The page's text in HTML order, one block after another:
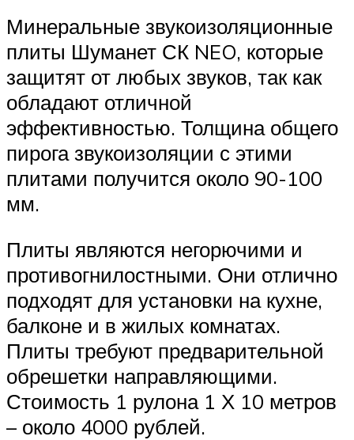
Минеральные звукоизоляционные
плиты Шуманет СК NEO, которые
защитят от любых звуков, так как
обладают отличной
эффективностью. Толщина общего
пирога звукоизоляции с этими
плитами получится около 90-100
мм.
Плиты являются негорючими и
противогнилостными. Они отлично
подходят для установки на кухне,
балконе и в жилых комнатах.
Плиты требуют предварительной
обрешетки направляющими.
Стоимость 1 рулона 1 Х 10 метров
– около 4000 рублей.